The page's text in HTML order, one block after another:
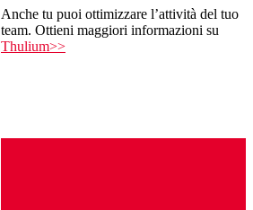
Anche tu puoi ottimizzare l’attività del tuo
team. Ottieni maggiori informazioni su
Thulium>>